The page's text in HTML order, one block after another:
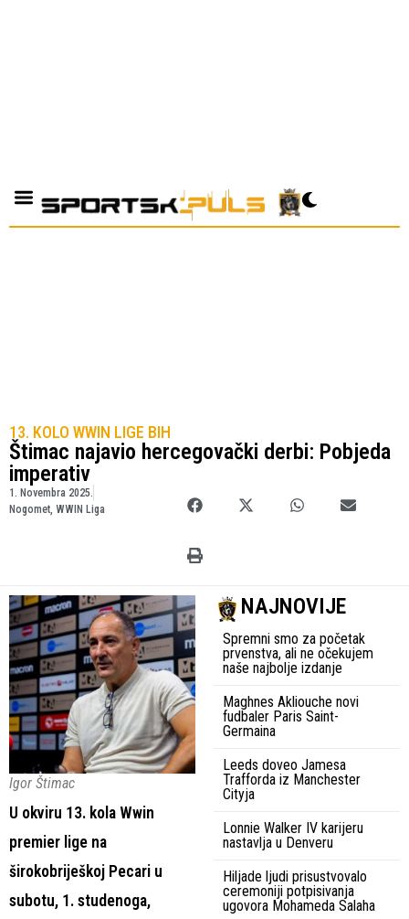
13. KOLO WWIN LIGE BIH
Štimac najavio hercegovački derbi: Pobjeda
imperativ
1. Novembra 2025.
Nogomet WWIN Liga
Igor Štimac
U okviru 13. kola Wwin
premier lige na
širokobriješkoj Pecari u
subotu, 1. studenoga,
NAJNOVIJE
Spremni smo za početak
prvenstva, ali ne očekujem
naše najbolje izdanje
Maghnes Akliouche novi
fudbaler Paris Saint-
Germaina
Leeds doveo Jamesa
Trafforda iz Manchester
Cityja
Lonnie Walker IV karijeru
nastavlja u Denveru
Hiljade ljudi prisustvovalo
ceremoniji potpisivanja
ugovora Mohameda Salaha